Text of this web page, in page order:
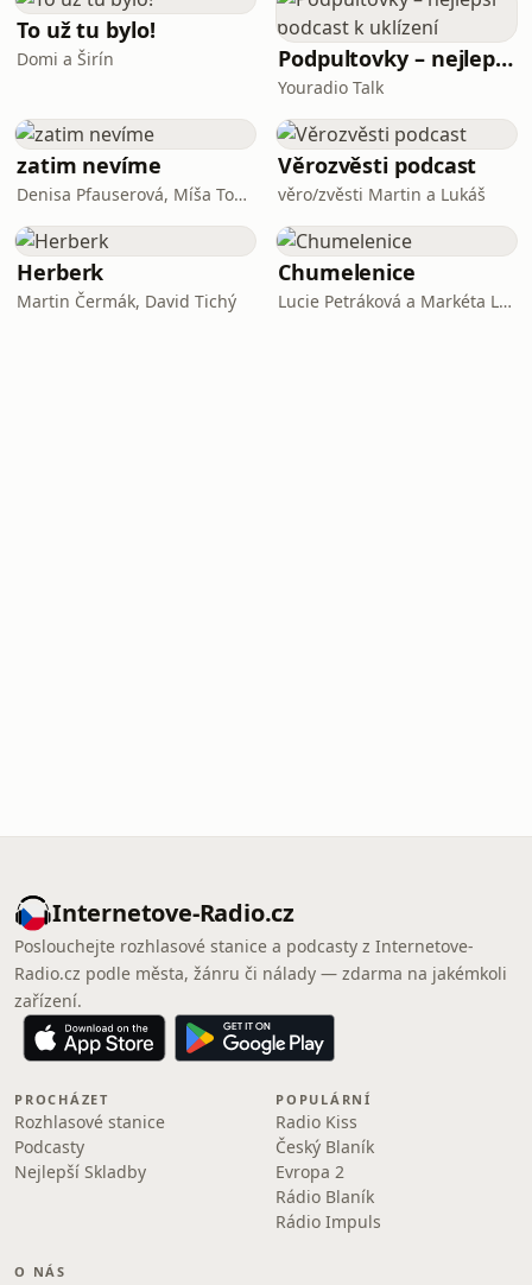
To už tu bylo!
Domi a Širín Podpultovky – nejlepší podcast k uklízení
Youradio Talk
zatim nevíme
Denisa Pfauserová, Míša Tomešová, Martin Schreiner
Věrozvěsti podcast
věro/zvěsti Martin a Lukáš
Herberk
Martin Čermák, David Tichý
Chumelenice
Lucie Petráková a Markéta Lukášková
Internetove-Radio.cz
Poslouchejte rozhlasové stanice a podcasty z Internetove-
Radio.cz podle města, žánru či nálady — zdarma na jakémkoli
zařízení.
PROCHÁZET
Rozhlasové stanice
Podcasty
Nejlepší Skladby
POPULÁRNÍ
Radio Kiss
Český Blaník
Evropa 2
Rádio Blaník
Rádio Impuls
O NÁS